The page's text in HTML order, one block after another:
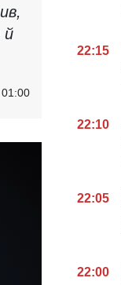
й
01:00
22:15
22:10
22:05
22:00